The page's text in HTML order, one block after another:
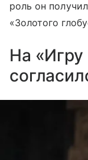
роль он
«Золотого
На «Игру